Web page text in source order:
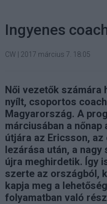
Ingyenes
CW 2017 március 7. 18:05
Női vezetők számára
nyílt, csoportos
Magyarország. A
márciusában a
útjára az Ericsson,
lezárása után, a
újra meghirdetik. Így
szerte az országból,
kapja meg a
folyamatban való